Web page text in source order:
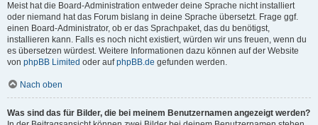
Meist hat die Board-Administration entweder deine Sprache nicht installiert
oder niemand hat das Forum bislang in deine Sprache übersetzt. Frage ggf.
einen Board-Administrator, ob er das Sprachpaket, das du benötigst,
installieren kann. Falls es noch nicht existiert, würden wir uns freuen, wenn du
es übersetzen würdest. Weitere Informationen dazu können auf der Website
von phpBB Limited oder aufphpBB.de gefunden werden.
Nach oben
Was sind das für Bilder, die bei meinem Benutzernamen angezeigt werden?